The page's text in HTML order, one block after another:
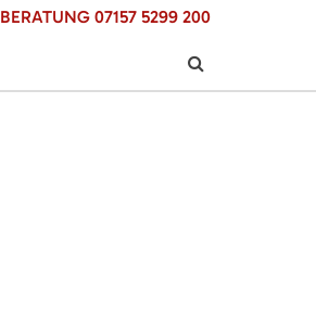
BERATUNG 07157 5299 200